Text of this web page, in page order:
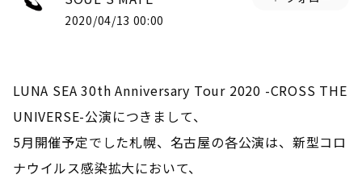
2020/04/13 00:00
LUNA SEA 30th Anniversary Tour 2020 -CROSS THE
UNIVERSE-公演につきまして、
5月開催予定でした札幌、名古屋の各公演は、新型コロ
ナウイルス感染拡大において、